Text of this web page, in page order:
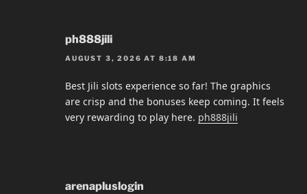
ph888jili
AUGUST 3, 2026 AT 8:18 AM
Best Jili slots experience so far! The graphics
are crisp and the bonuses keep coming. It feels
very rewarding to play here. ph888jili
arenapluslogin